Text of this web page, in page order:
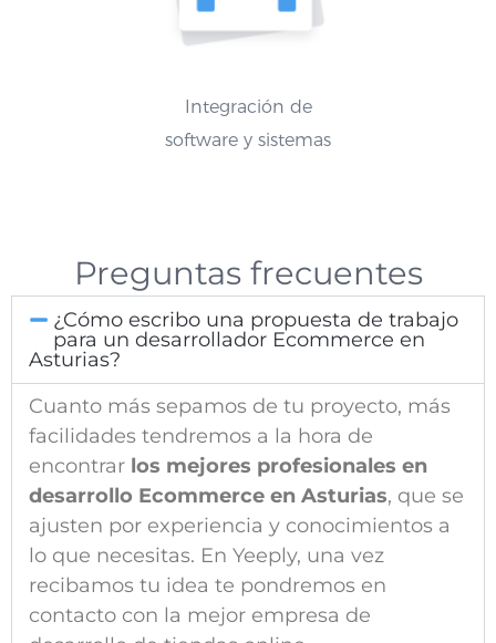
Integración de
software y sistemas
Preguntas frecuentes
¿Cómo escribo una propuesta de trabajo
para un desarrollador Ecommerce en
Asturias?
Cuanto más sepamos de tu proyecto, más
facilidades tendremos a la hora de
encontrar los mejores profesionales en
desarrollo Ecommerce en Asturias, que se
ajusten por experiencia y conocimientos a
lo que necesitas. En Yeeply, una vez
recibamos tu idea te pondremos en
contacto con la mejor empresa de